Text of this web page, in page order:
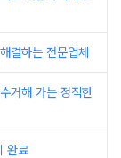
결하는 전문업체
거해 가는 정직한
완료